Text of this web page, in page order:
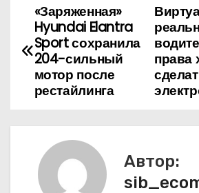
Н
а
г
права
«Заряженная»
Hyundai Elantra
Sport сохранила
204-сильный
мотор после
рестайлинга
Автор: